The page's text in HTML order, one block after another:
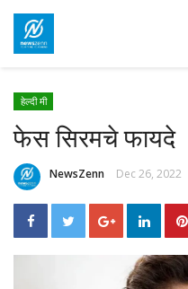
हेल्दी मी
फेस सिरमचे फायदे
NewsZenn Dec 26, 2022